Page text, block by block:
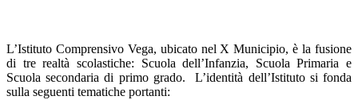
L’Istituto Comprensivo Vega, ubicato nel X Municipio, è la fusione
di tre realtà scolastiche: Scuola dell’Infanzia, Scuola Primaria e
Scuola secondaria di primo grado. L’identità dell’Istituto si fonda
sulla seguenti tematiche portanti: